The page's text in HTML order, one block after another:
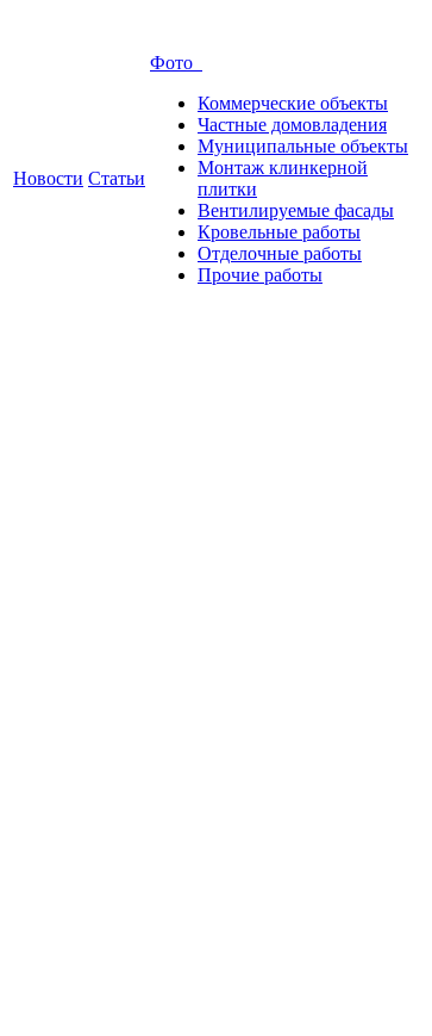
Новости Статьи
Фото
Коммерческие объекты
Частные домовладения
Муниципальные объекты
Монтаж клинкерной
плитки
Вентилируемые фасады
Кровельные работы
Отделочные работы
Прочие работы